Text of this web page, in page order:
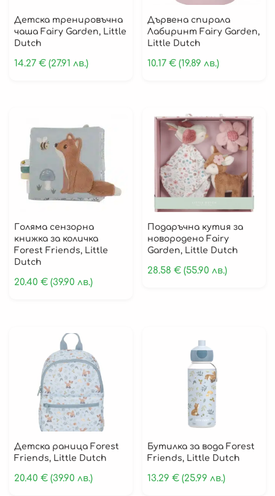
Детска тренировъчна
чаша Fairy Garden, Little
Dutch
14.27 € (27.91 лв.)
Дървена спирала
Лабиринт Fairy Garden,
Little Dutch
10.17€ (19.89 лв.)
Голяма сензорна
книжка за количка
Forest Friends, Little
Dutch
20.40 € (39.90 лв.)
Подаръчна кутия за
новородено Fairy
Garden, Little Dutch
28.58€ (55.90 лв.)
Детска раница Forest
Friends, Little Dutch
20.40 € (39.90 лв.)
Бутилка за вода Forest
Friends, Little Dutch
13.29€ (25.99 лв.)